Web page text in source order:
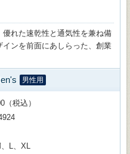
れた速乾性と通気性を兼ね備
ンを前面にあしらった、創業
男性用
（税込）
L、XL